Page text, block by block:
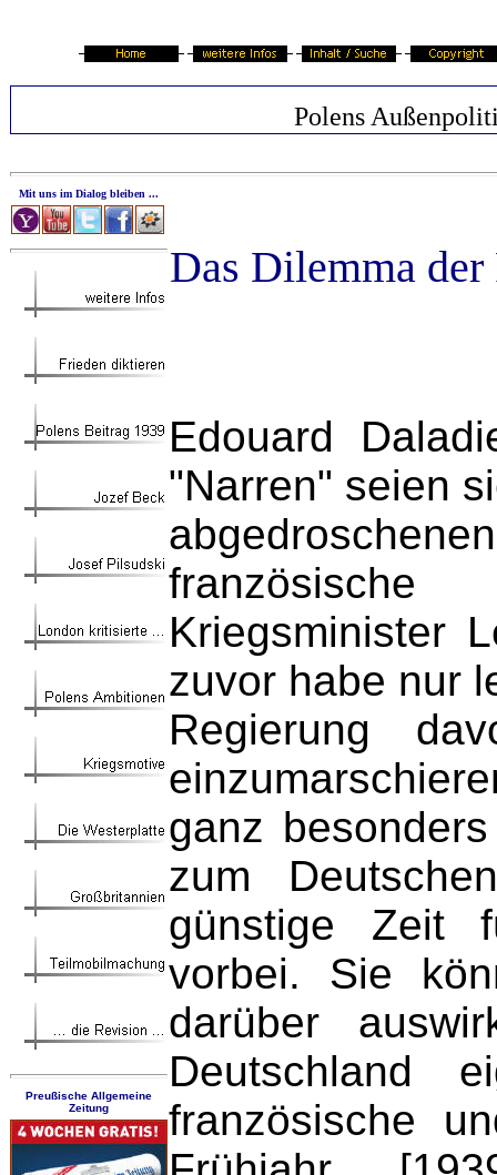
Polens
Mit uns im Dialog bleiben ...
Preußische Allgemeine
Zeitung
Das Dilemma
Edouard
"Narren" seien
Kriegsminister
zuvor habe nur
Regierung
ganz
zum
günstige Zeit
vorbei. Sie
darüber
Deutschland
französische